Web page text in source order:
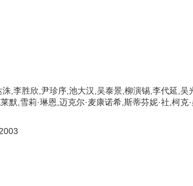
,李胜欣,尹珍序,池大汉,吴泰景,柳演锡,李代延,吴
默,雪莉·琳恩,迈克尔·麦康诺希,斯蒂芬妮·社,柯克
2003